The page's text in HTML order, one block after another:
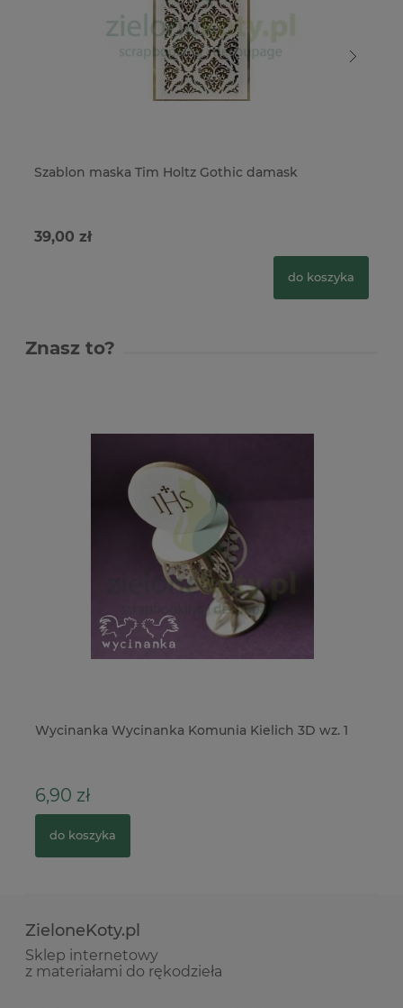
Szablon maska Tim Holtz Gothic damask
39,00 zł
do koszyka
Znasz to?
Wycinanka Wycinanka Komunia Kielich 3D wz. 1
6,90 zł
do koszyka
ZieloneKoty.pl
Sklep internetowy
z materiałami do rękodzieła